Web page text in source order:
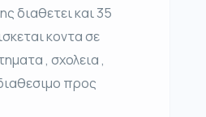
διαθετει και 35
κοντα σε
, σχολεια ,
προς